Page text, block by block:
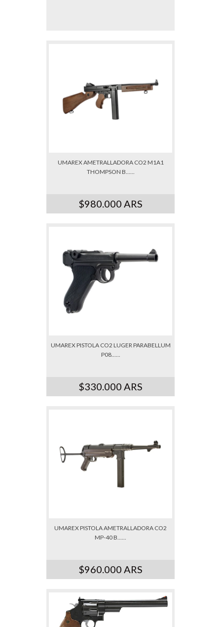
UMAREX AMETRALLADORA CO2 M1A1
THOMPSON B......
$980.000 ARS
UMAREX PISTOLA CO2 LUGER PARABELLUM
P08......
$330.000 ARS
UMAREX PISTOLA AMETRALLADORA CO2
MP-40 B......
$960.000 ARS